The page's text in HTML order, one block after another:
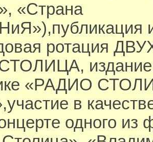
«Страна
ротация
издание
«РАДИО
в
одного из